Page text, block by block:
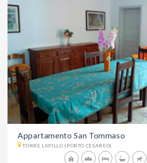
Appartamento San Tommaso
TORRE LAPILLO (PORTO CESAREO)